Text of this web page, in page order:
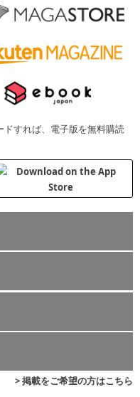
すれば、電子版を無料購読
> 掲載をご希望の方はこちら